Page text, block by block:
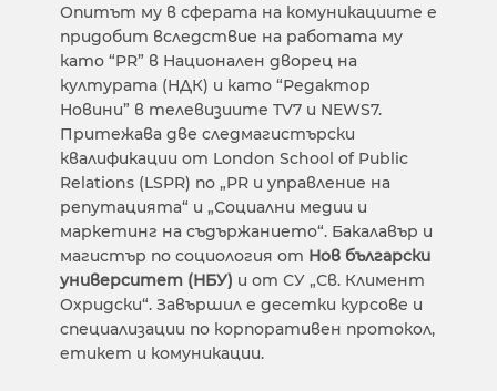
Опитът му в сферата на комуникациите е
придобит вследствие на работата му
като “PR” в Национален дворец на
културата (НДК) и като “Редактор
Новини” в телевизиите TV7 и NEWS7.
Притежава две следмагистърски
квалификации от London School of Public
Relations (LSPR) по „PR и управление на
репутацията“ и „Социални медии и
маркетинг на съдържанието“. Бакалавър и
магистър по социология от Нов български
университет (НБУ) и от СУ „Св. Климент
Охридски“. Завършил е десетки курсове и
специализации по корпоративен протокол,
етикет и комуникации.